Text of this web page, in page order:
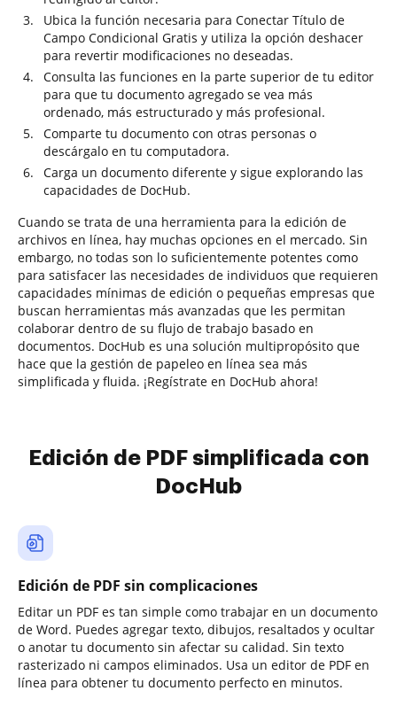
Ubica la función necesaria para Conectar Título de
Campo Condicional Gratis y utiliza la opción deshacer
para revertir modificaciones no deseadas.
Consulta las funciones en la parte superior de tu editor
para que tu documento agregado se vea más
ordenado, más estructurado y más profesional.
Comparte tu documento con otras personas o
descárgalo en tu computadora.
Carga un documento diferente y sigue explorando las
capacidades de DocHub.
Cuando se trata de una herramienta para la edición de
archivos en línea, hay muchas opciones en el mercado. Sin
embargo, no todas son lo suficientemente potentes como
para satisfacer las necesidades de individuos que requieren
capacidades mínimas de edición o pequeñas empresas que
buscan herramientas más avanzadas que les permitan
colaborar dentro de su flujo de trabajo basado en
documentos. DocHub es una solución multipropósito que
hace que la gestión de papeleo en línea sea más
simplificada y fluida. ¡Regístrate en DocHub ahora!
Edición de PDF simplificada con
DocHub
Edición de PDF sin complicaciones
Editar un PDF es tan simple como trabajar en un documento
de Word. Puedes agregar texto, dibujos, resaltados y ocultar
o anotar tu documento sin afectar su calidad. Sin texto
rasterizado ni campos eliminados. Usa un editor de PDF en
línea para obtener tu documento perfecto en minutos.